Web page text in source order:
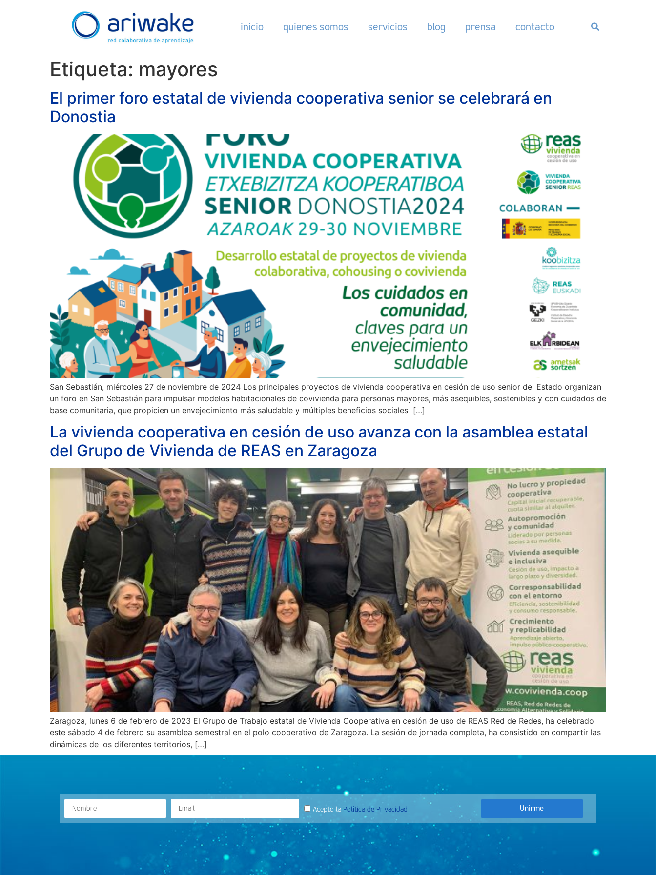
inicio quienes somos servicios blog prensa contacto
Etiqueta: mayores
El primer foro estatal de vivienda cooperativa senior se celebrará en
Donostia
San Sebastián, miércoles 27 de noviembre de 2024 Los principales proyectos de vivienda cooperativa en cesión de uso senior del Estado organizan
un foro en San Sebastián para impulsar modelos habitacionales de covivienda para personas mayores, más asequibles, sostenibles y con cuidados de
base comunitaria, que propicien un envejecimiento más saludable y múltiples beneficios sociales […]
La vivienda cooperativa en cesión de uso avanza con la asamblea estatal
del Grupo de Vivienda de REAS en Zaragoza
Zaragoza, lunes 6 de febrero de 2023 El Grupo de Trabajo estatal de Vivienda Cooperativa en cesión de uso de REAS Red de Redes, ha celebrado
este sábado 4 de febrero su asamblea semestral en el polo cooperativo de Zaragoza. La sesión de jornada completa, ha consistido en compartir las
dinámicas de los diferentes territorios, […]
Acepto la Política de Privacidad Unirme